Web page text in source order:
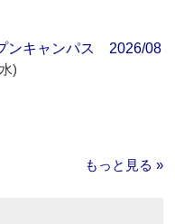
ンキャンパス 2026/08
)
もっと見る »